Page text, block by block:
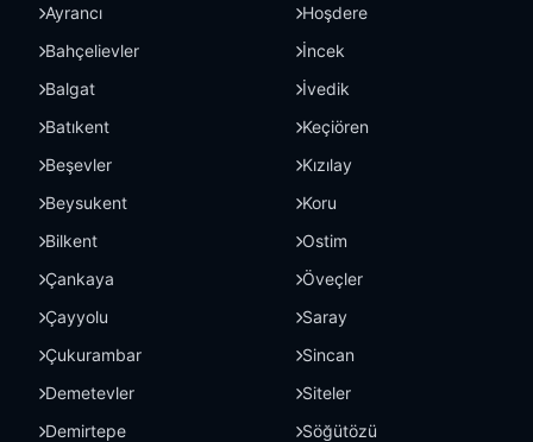
Ayrancı
Bahçelievler
Balgat
Batıkent
Beşevler
Beysukent
Bilkent
Çankaya
Çayyolu
Çukurambar
Demetevler
Demirtepe
Hoşdere
İncek
İvedik
Keçiören
Kızılay
Koru
Ostim
Öveçler
Saray
Sincan
Siteler
Söğütözü